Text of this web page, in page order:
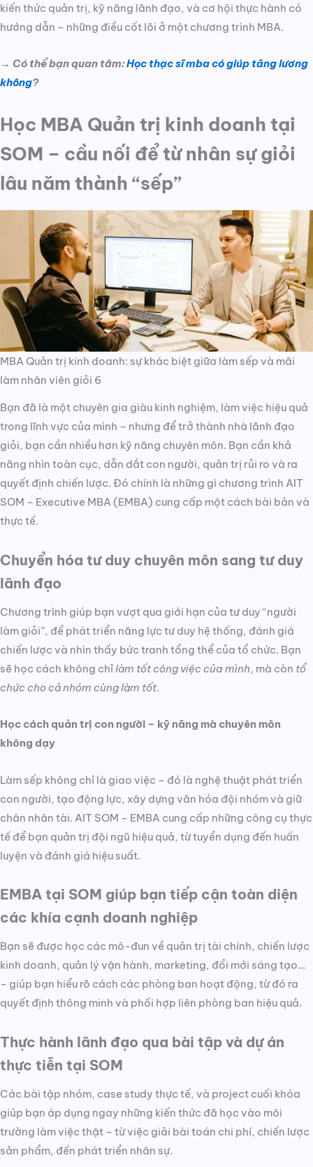
kiến thức quản trị, kỹ năng lãnh đạo, và cơ hội thực hành có
hướng dẫn – những điều cốt lõi ở một chương trình MBA.
→ Có thể bạn quan tâm:Học thạc sĩ mba có giúp tăng lương
không?
Học MBA Quản trị kinh doanh tại
SOM – cầu nối để từ nhân sự giỏi
lâu năm thành “sếp”
MBA Quản trị kinh doanh: sự khác biệt giữa làm sếp và mãi
làm nhân viên giỏi 6
Bạn đã là một chuyên gia giàu kinh nghiệm, làm việc hiệu quả
trong lĩnh vực của mình – nhưng để trở thành nhà lãnh đạo
giỏi, bạn cần nhiều hơn kỹ năng chuyên môn. Bạn cần khả
năng nhìn toàn cục, dẫn dắt con người, quản trị rủi ro và ra
quyết định chiến lược. Đó chính là những gì chương trình AIT
SOM – Executive MBA (EMBA) cung cấp một cách bài bản và
thực tế.
Chuyển hóa tư duy chuyên môn sang tư duy
lãnh đạo
Chương trình giúp bạn vượt qua giới hạn của tư duy “người
làm giỏi”, để phát triển năng lực tư duy hệ thống, đánh giá
chiến lược và nhìn thấy bức tranh tổng thể của tổ chức. Bạn
sẽ học cách không chỉlàm tốt công việc của mình, mà còn tổ
chức cho cả nhóm cùng làm tốt.
Học cách quản trị con người – kỹ năng mà chuyên môn
không dạy
Làm sếp không chỉ là giao việc – đó là nghệ thuật phát triển
con người, tạo động lực, xây dựng văn hóa đội nhóm và giữ
chân nhân tài. AIT SOM – EMBA cung cấp những công cụ thực
tế để bạn quản trị đội ngũ hiệu quả, từ tuyển dụng đến huấn
luyện và đánh giá hiệu suất.
EMBA tại SOM giúp bạn tiếp cận toàn diện
các khía cạnh doanh nghiệp
Bạn sẽ được học các mô-đun về quản trị tài chính, chiến lược
kinh doanh, quản lý vận hành, marketing, đổi mới sáng tạo…
– giúp bạn hiểu rõ cách các phòng ban hoạt động, từ đó ra
quyết định thông minh và phối hợp liên phòng ban hiệu quả.
Thực hành lãnh đạo qua bài tập và dự án
thực tiễn tại SOM
Các bài tập nhóm, case study thực tế, và project cuối khóa
giúp bạn áp dụng ngay những kiến thức đã học vào môi
trường làm việc thật – từ việc giải bài toán chi phí, chiến lược
sản phẩm, đến phát triển nhân sự.